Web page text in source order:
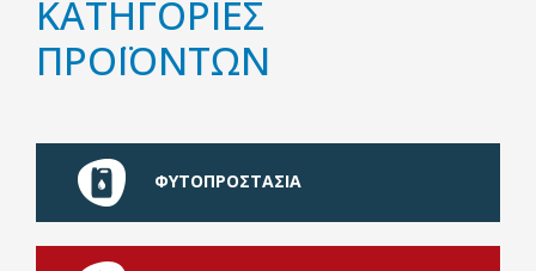
ΚΑΤΗΓΟΡΙΕΣ
ΠΡΟΪΟΝΤΩΝ
ΦΥΤΟΠΡΟΣΤΑΣΙΑ